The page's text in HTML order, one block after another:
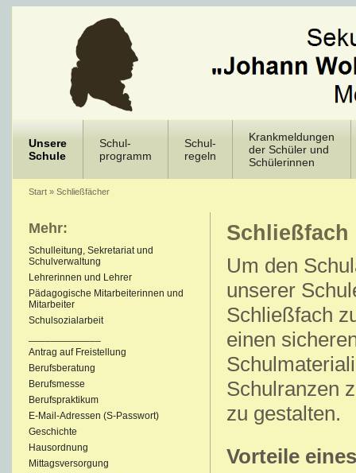
Unsere
Schule
Schul-
programm
Schul-
regeln
Krankmeldungen
der Schüler und
Schülerinnen
Start» Schließfächer
Mehr:
Schulleitung, Sekretariat und
Schulverwaltung
Lehrerinnen und Lehrer
Pädagogische Mitarbeiterinnen und
Mitarbeiter
Schulsozialarbeit
Antrag auf Freistellung
Berufsberatung
Berufsmesse
Berufspraktikum
E-Mail-Adressen (S-Passwort)
Geschichte
Hausordnung
Mittagsversorgung
Schließfach
Um den
unserer
Schließfach
einen
Schulranzen
zu gestalten.
Vorteile